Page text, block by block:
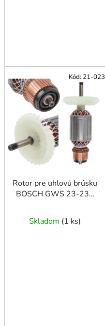
Rotor pre uhlovú brúsku
BOSCH GWS 23-230
Skladom (1 ks)
Kód: 21-023